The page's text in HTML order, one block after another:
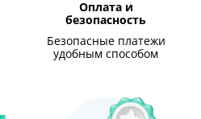
Оплата и
безопасность
Безопасные платежи
удобным способом